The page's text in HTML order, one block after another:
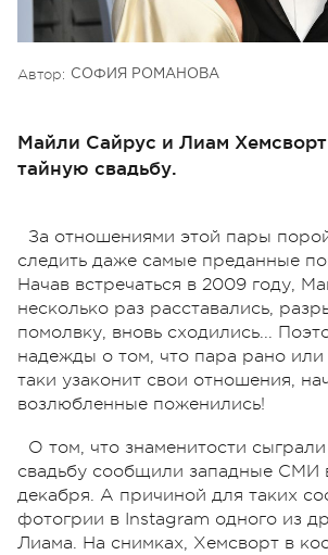
Автор: СОФИЯ РОМАНОВА
Майли Сайрус и Лиам
тайную свадьбу.
За отношениями этой пары
следить даже самые преданные
Начав встречаться в 2009 году,
несколько раз расставались,
помолвку, вновь сходились...
надежды о том, что пара рано или
таки узаконит свои отношения,
возлюбленные поженились!
О том, что знаменитости
свадьбу сообщили западные СМИ
декабря. А причиной для таких
фотогрии в Instagram одного из
Лиама. На снимках, Хемсворт в